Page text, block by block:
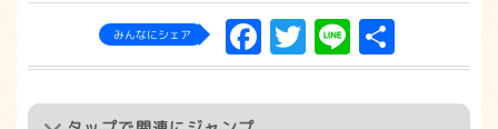
みんなにシェア Facebook
Twitter
Line
有